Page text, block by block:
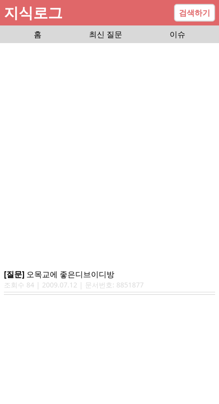
지식로그
검색하기
홈
최신 질문 이슈
[질문] 오목교에 좋은디브이디방
조회수 84 | 2009.07.12 | 문서번호: 8851877